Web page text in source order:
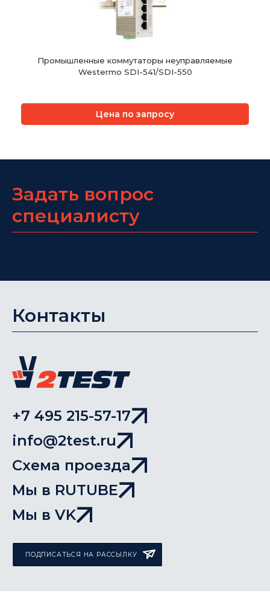
Промышленные коммутаторы неуправляемые
Westermo SDI-541/SDI-550
Цена по запросу
Задать вопрос
специалисту
Контакты
+7 495 215-57-17
info@2test.ru
Схема проезда
Мы в RUTUBE
Мы в VK
ПОДПИСАТЬСЯ НА РАССЫЛКУ